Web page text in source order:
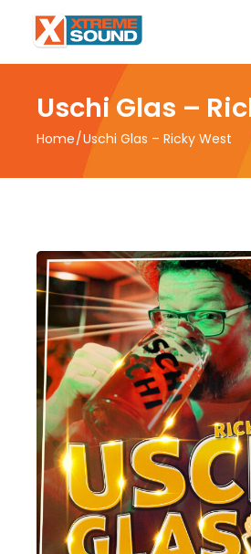
Uschi Glas –
Home Uschi Glas – Ricky West